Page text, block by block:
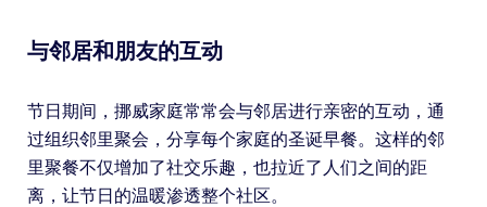
与邻居和朋友的互动
节日期间，挪威家庭常常会与邻居进行亲密的互动，通
过组织邻里聚会，分享每个家庭的圣诞早餐。这样的邻
里聚餐不仅增加了社交乐趣，也拉近了人们之间的距
离，让节日的温暖渗透整个社区。